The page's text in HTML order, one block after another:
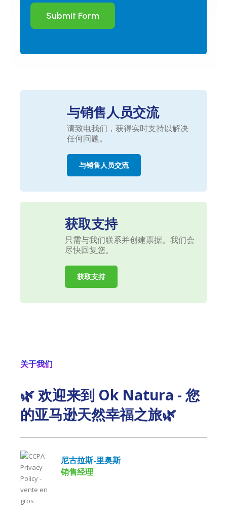
Submit Form
与销售人员交流
请致电我们，获得实时支持以解决
任何问题。
与销售人员交流
获取支持
只需与我们联系并创建票据。我们会
尽快回复您。
获取支持
关于我们
🌿 欢迎来到 Ok Natura - 您
的亚马逊天然幸福之旅🌿
尼古拉斯-里奥斯
销售经理